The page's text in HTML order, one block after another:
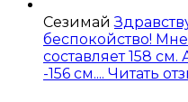
Сезимай
беспокойство!
составляет 158
-156 см.... Читать